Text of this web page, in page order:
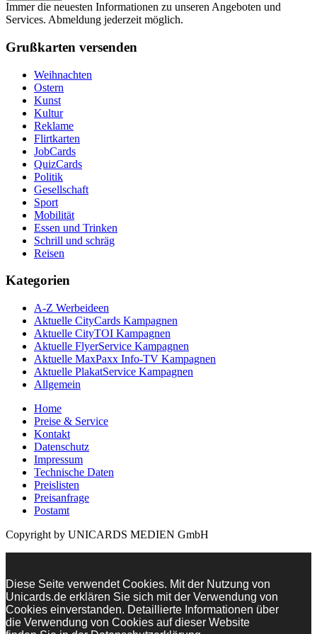
Immer die neuesten Informationen zu unseren Angeboten und
Services. Abmeldung jederzeit möglich.
Grußkarten versenden
Weihnachten
Ostern
Kunst
Kultur
Reklame
Flirtkarten
JobCards
QuizCards
Politik
Gesellschaft
Sport
Mobilität
Essen und Trinken
Schrill und schräg
Reisen
Kategorien
A-Z Werbeideen
Aktuelle CityCards Kampagnen
Aktuelle CityTOI Kampagnen
Aktuelle FlyerService Kampagnen
Aktuelle MaxPaxx Info-TV Kampagnen
Aktuelle PlakatService Kampagnen
Allgemein
Home
Preise & Service
Kontakt
Datenschutz
Impressum
Technische Daten
Preislisten
Preisanfrage
Postamt
Copyright by UNICARDS MEDIEN GmbH
Diese Seite verwendet Cookies. Mit der Nutzung von
Unicards.de erklären Sie sich mit der Verwendung von
Cookies einverstanden. Detaillierte Informationen über
die Verwendung von Cookies auf dieser Website